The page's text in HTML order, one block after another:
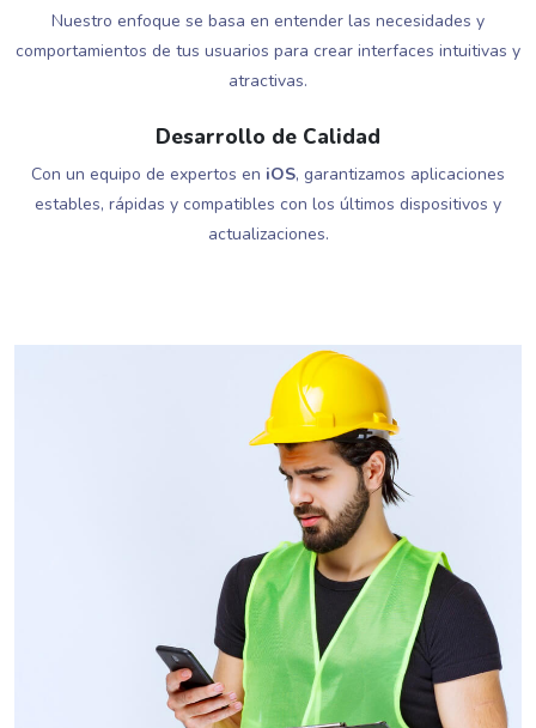
Nuestro enfoque se basa en entender las necesidades y
comportamientos de tus usuarios para crear interfaces intuitivas y
atractivas.
Desarrollo de Calidad
Con un equipo de expertos en iOS, garantizamos aplicaciones
estables, rápidas y compatibles con los últimos dispositivos y
actualizaciones.